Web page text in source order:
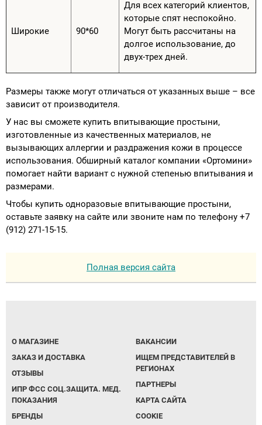
Широкие 90*60
Для всех категорий клиентов,
которые спят неспокойно.
Могут быть рассчитаны на
долгое использование, до
двух-трех дней.
Размеры также могут отличаться от указанных выше – все
зависит от производителя.
У нас вы сможете купить впитывающие простыни,
изготовленные из качественных материалов, не
вызывающих аллергии и раздражения кожи в процессе
использования. Обширный каталог компании «Ортомини»
помогает найти вариант с нужной степенью впитывания и
размерами.
Чтобы купить одноразовые впитывающие простыни,
оставьте заявку на сайте или звоните нам по телефону +7
(912) 271-15-15.
Полная версия сайта
О МАГАЗИНЕ
ЗАКАЗ И ДОСТАВКА
ОТЗЫВЫ
ИПР ФСС СОЦ.ЗАЩИТА. МЕД.
ПОКАЗАНИЯ
БРЕНДЫ
ВАКАНСИИ
ИЩЕМ ПРЕДСТАВИТЕЛЕЙ В
РЕГИОНАХ
ПАРТНЕРЫ
КАРТА САЙТА
COOKIE